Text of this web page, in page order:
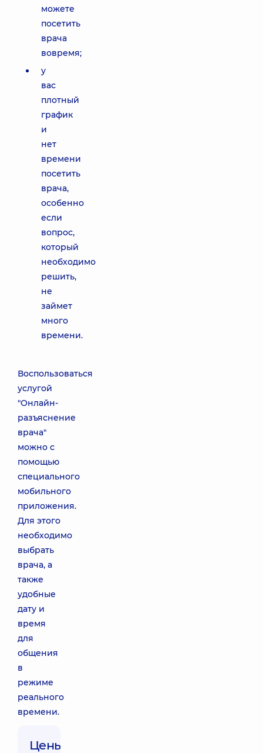
можете
посетить
врача
вовремя;
у
вас
плотный
график
и
нет
времени
посетить
врача,
особенно
если
вопрос,
который
необходимо
решить,
не
займет
много
времени.
Воспользоваться
услугой
"Онлайн-
разъяснение
врача"
можно с
помощью
специального
мобильного
приложения.
Для этого
необходимо
выбрать
врача, а
также
удобные
дату и
время
для
общения
в
режиме
реального
времени.
Цены